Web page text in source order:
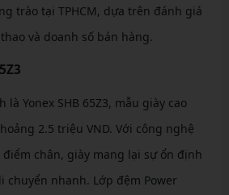
trào tại TPHCM, dựa trên đánh giá
và doanh số bán hàng.
Yonex SHB 65Z3, mẫu giày cao
2.5 triệu VND. Với công nghệ
chân, giày mang lại sự ổn định
chuyển nhanh. Lớp đệm Power